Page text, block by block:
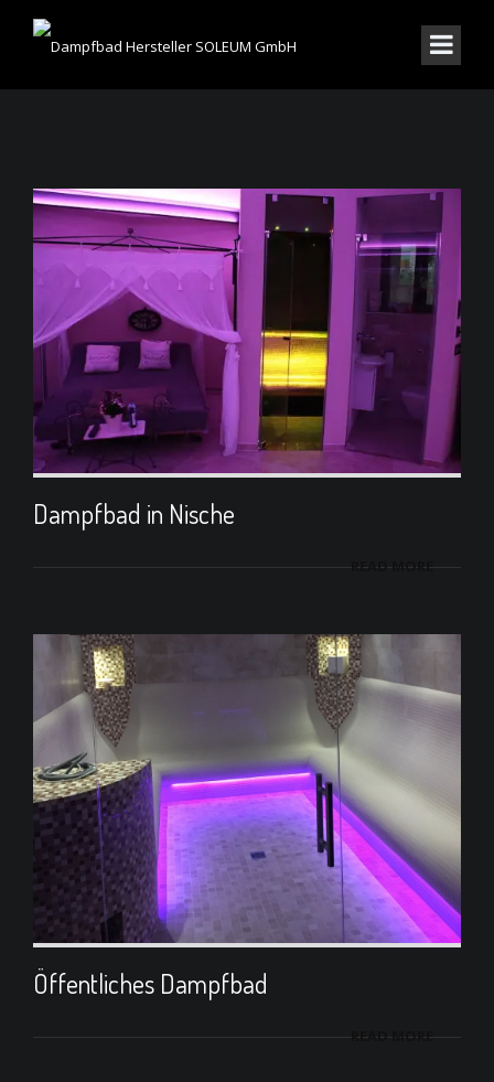
Dampfbad in Nische
READ MORE
Öffentliches Dampfbad
READ MORE